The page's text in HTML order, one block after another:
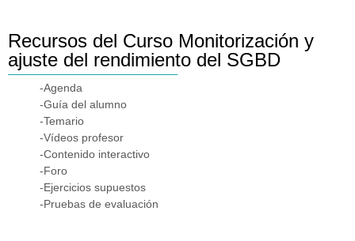
Recursos del Curso Monitorización y
ajuste del rendimiento del SGBD
-Agenda
-Guía del alumno
-Temario
-Vídeos profesor
-Contenido interactivo
-Foro
-Ejercicios supuestos
-Pruebas de evaluación